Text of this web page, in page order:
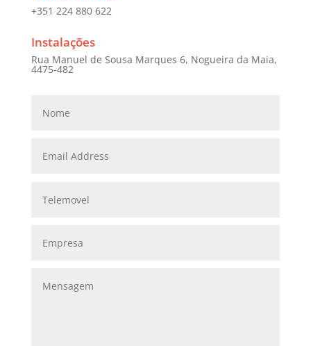
+351 224 880 622
Instalações
Rua Manuel de Sousa Marques 6, Nogueira da Maia,
4475-482